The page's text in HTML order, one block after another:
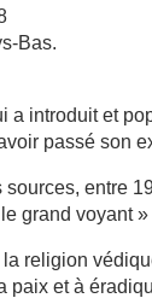
Bas.
a introduit et
passé son
sources, entre
grand voyant
religion
paix et à